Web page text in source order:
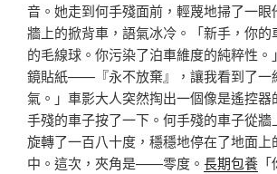
音。她走到何手殘面前，輕蔑地掃了一眼
牆上的掀背車，語氣冰冷。「新手，你的
的毛線球。你污染了泊車維度的純粹性
鏡貼紙——『永不放棄』，讓我看到了一
氣。」車影大人突然掏出一個像是遙控器
手殘的車子按了一下。何手殘的車子從牆
旋轉了一百八十度，穩穩地停在了地面上
中。這次，夾角是——零度。 長期包養